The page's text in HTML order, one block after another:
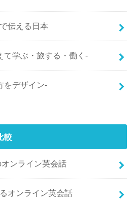
伝える日本
て学ぶ・旅する・働く-
をデザイン-
較
オンライン英会話
オンライン英会話